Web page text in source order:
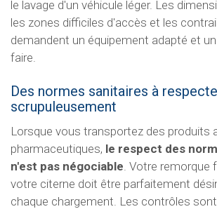
le lavage d'un véhicule léger. Les
les zones difficiles d'accès et les
demandent un équipement adapté et
faire.
Des normes sanitaires à
scrupuleusement
Lorsque vous transportez des produits
pharmaceutiques, le respect des
n'est pas négociable . Votre remorque
votre citerne doit être parfaitement
chaque chargement. Les contrôles